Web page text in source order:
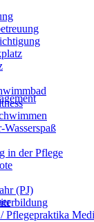
in der Pflege
(PJ)
Pflegepraktika